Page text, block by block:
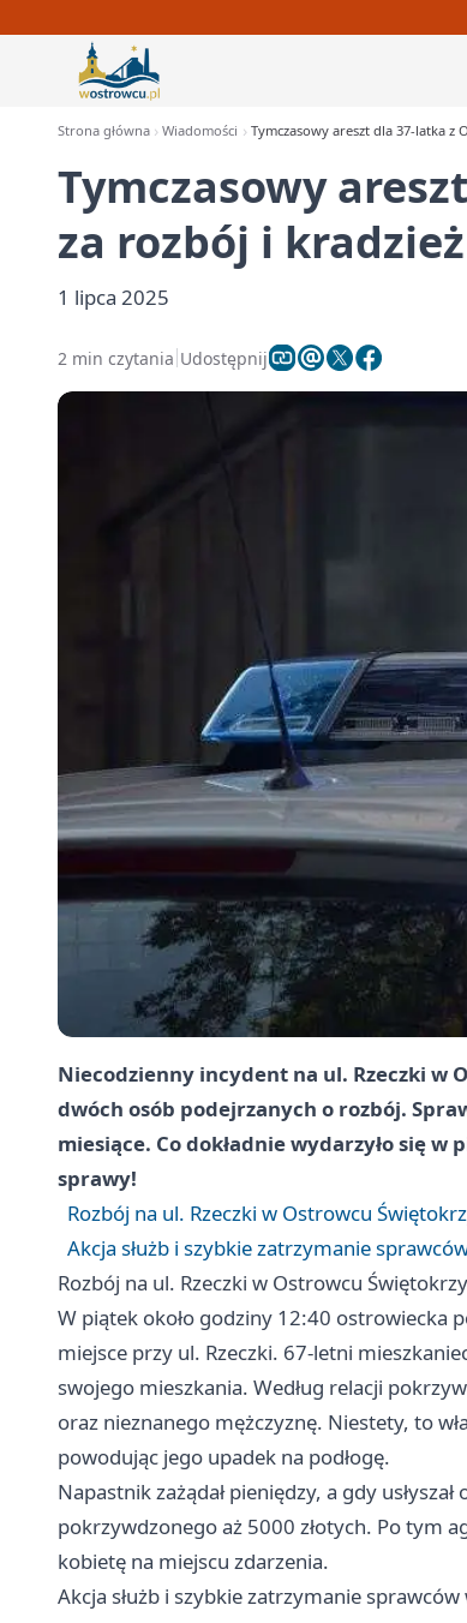
Strona główna Wiadomości Tymczasowy areszt dla 37-latka z
Tymczasowy
za rozbój i kradzież
1 lipca 2025
2 min czytania Udostępnij
Niecodzienny incydent na ul. Rzeczki w
dwóch osób podejrzanych o rozbój.
miesiące. Co dokładnie wydarzyło się w
sprawy!
Rozbój na ul. Rzeczki w Ostrowcu
Akcja służb i szybkie zatrzymanie
Rozbój na ul. Rzeczki w Ostrowcu
W piątek około godziny 12:40 ostrowiecka
miejsce przy ul. Rzeczki. 67-letni
swojego mieszkania. Według relacji
oraz nieznanego mężczyznę. Niestety, to
powodując jego upadek na podłogę.
Napastnik zażądał pieniędzy, a gdy
pokrzywdzonego aż 5000 złotych. Po tym
kobietę na miejscu zdarzenia.
Akcja służb i szybkie zatrzymanie